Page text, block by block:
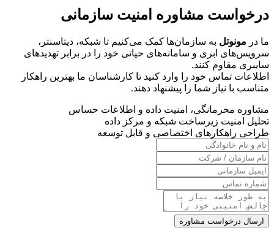
درخواست مشاوره امنیت سازمانی
ما در مونوتل به سازمان‌ها کمک می‌کنیم تا شبکه، دیتاسنتر،
سرویس‌های ابری و سامانه‌های حیاتی خود را در برابر تهدیدهای
سایبری مقاوم کنند.
اطلاعات تماس خود را وارد کنید تا کارشناسان ما بهترین راهکار
متناسب با نیاز شما را پیشنهاد دهند.
مشاوره محرمانگی، امنیت داده و اطلاعات حساس
تحلیل امنیت زیرساخت شبکه و مرکز داده
طراحی راهکارهای اختصاصی و قابل توسعه
ارسال درخواست مشاوره